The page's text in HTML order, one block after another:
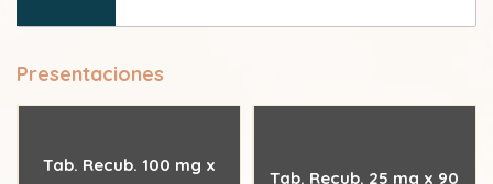
Presentaciones
Tab. Recub. 100 mg x
Tab. Recub. 25 mg x 90